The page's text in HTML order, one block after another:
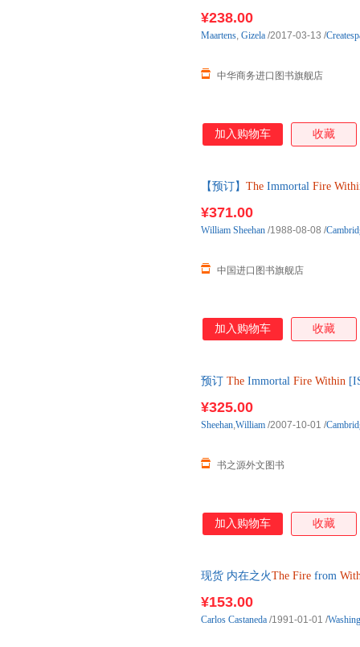
¥238.00
中华商务进口图书旗舰店
Maartens, Gizela /2017-03-13 /
加入购物车 收藏
【预订】 The Immortal Fire
¥371.00
中国进口图书旗舰店
William Sheehan /1988-08-08 /
加入购物车 收藏
预订 The Immortal Fire Within
¥325.00
书之源外文图书
Sheehan,William /2007-10-01 /
加入购物车 收藏
现货 内在之火The Fire from
¥153.00
Carlos Castaneda /1991-01-01 /